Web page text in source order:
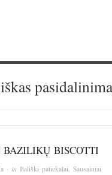
BAZILIKŲ BISCOTTI
· in Itališki patiekalai, Sausainiai